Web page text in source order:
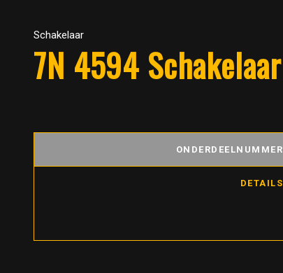
Schakelaar
7N 4594 Schakelaar
ONDERDEELNUMMER
DETAILS